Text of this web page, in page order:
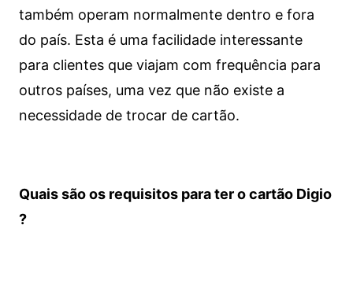
também operam normalmente dentro e fora
do país. Esta é uma facilidade interessante
para clientes que viajam com frequência para
outros países, uma vez que não existe a
necessidade de trocar de cartão.
Quais são os requisitos para ter o cartão Digio
?